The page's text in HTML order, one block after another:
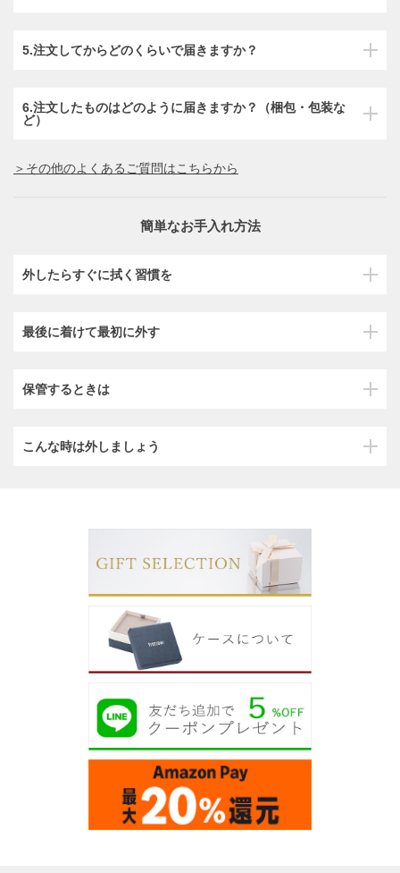
5.注文してからどのくらいで届きますか？
6.注文したものはどのように届きますか？（梱包・包装な
ど）
＞その他のよくあるご質問はこちらから
簡単なお手入れ方法
外したらすぐに拭く習慣を
最後に着けて最初に外す
保管するときは
こんな時は外しましょう